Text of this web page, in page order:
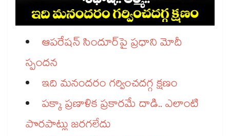
ఆపరేషన్​ సిందూర్​పై ప్రధాని మోదీ
స్పందన
ఇది మనందరం గర్వించదగ్గ క్షణం
పక్కా ప్రణాళిక ప్రకారమే దాడి.. ఎలాంటి
పొరపాట్లు జరగలేదు